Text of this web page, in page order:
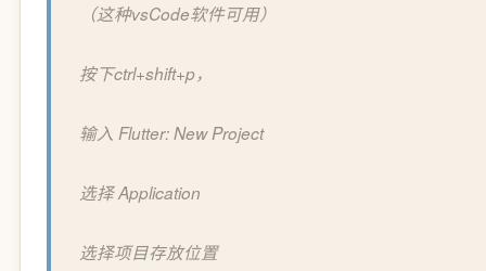
（这种vsCode软件可用）
按下ctrl+shift+p，
输入 Flutter: New Project
选择 Application
选择项目存放位置